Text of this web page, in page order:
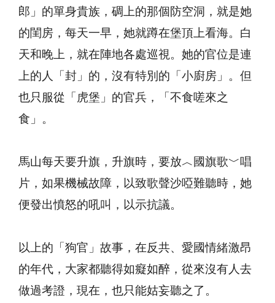
郎」的單身貴族，碉上的那個防空洞，就是她
的閨房，每天一早，她就蹲在堡頂上看海。白
天和晚上，就在陣地各處巡視。她的官位是連
上的人「封」的，沒有特別的「小廚房」。但
也只服從「虎堡」的官兵，「不食嗟來之
食」。
馬山每天要升旗，升旗時，要放︿國旗歌﹀唱
片，如果機械故障，以致歌聲沙啞難聽時，她
便發出憤怒的吼叫，以示抗議。
以上的「狗官」故事，在反共、愛國情緒激昂
的年代，大家都聽得如癡如醉，從來沒有人去
做過考證，現在，也只能姑妄聽之了。